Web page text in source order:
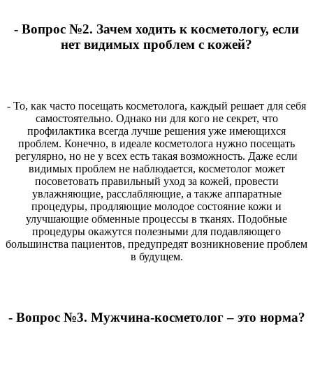
- Вопрос №2. Зачем ходить к косметологу, если
нет видимых проблем с кожей?
- То, как часто посещать косметолога, каждый решает для себя
самостоятельно. Однако ни для кого не секрет, что
профилактика всегда лучше решения уже имеющихся
проблем. Конечно, в идеале косметолога нужно посещать
регулярно, но не у всех есть такая возможность. Даже если
видимых проблем не наблюдается, косметолог может
посоветовать правильный уход за кожей, провести
увлажняющие, расслабляющие, а также аппаратные
процедуры, продляющие молодое состояние кожи и
улучшающие обменные процессы в тканях. Подобные
процедуры окажутся полезными для подавляющего
большинства пациентов, предупредят возникновение проблем
в будущем.
- Вопрос №3. Мужчина-косметолог – это норма?